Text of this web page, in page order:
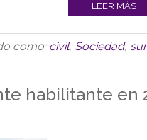
LEER MÁS
como: civil, Sociedad,
habilitante en